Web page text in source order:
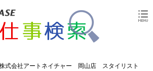
式会社アートネイチャー 岡山店 スタイリスト